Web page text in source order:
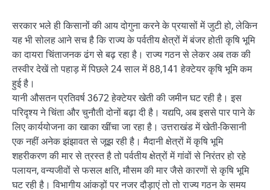
सरकार भले ही किसानों की आय दोगुना करने के प्रयासों में जुटी हो, लेकिन
यह भी सोलह आने सच है कि राज्य के पर्वतीय क्षेत्रों में बंजर होती कृषि भूमि
का दायरा चिंताजनक ढंग से बढ़ रहा है। राज्य गठन से लेकर अब तक की
तस्वीर देखें तो पहाड़ में पिछले 24 साल में 88,141 हेक्टेयर कृषि भूमि कम
हुई है।
यानी औसतन प्रतिवर्ष 3672 हेक्टेयर खेती की जमीन घट रही है। इस
परिदृश्य ने चिंता और चुनौती दोनों बढ़ा दी है। यद्यपि, अब इससे पार पाने के
लिए कार्ययोजना का खाका खींचा जा रहा है। उत्तराखंड में खेती-किसानी
एक नहीं अनेक झंझावत से जूझ रही है। मैदानी क्षेत्रों में कृषि भूमि
शहरीकरण की मार से त्रस्त है तो पर्वतीय क्षेत्रों में गांवों से निरंतर हो रहे
पलायन, वन्यजीवों से फसल क्षति, मौसम की मार जैसे कारणों से कृषि भूमि
घट रही है। विभागीय आंकड़ों पर नजर दौड़ाएं तो तो राज्य गठन के समय